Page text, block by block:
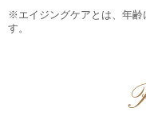
※エイジングケアとは、年齢
す。